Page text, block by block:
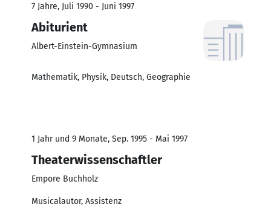
7 Jahre, Juli 1990 - Juni 1997
Abiturient
Albert-Einstein-Gymnasium
Mathematik, Physik, Deutsch, Geographie
1 Jahr und 9 Monate, Sep. 1995 - Mai 1997
Theaterwissenschaftler
Empore Buchholz
Musicalautor, Assistenz